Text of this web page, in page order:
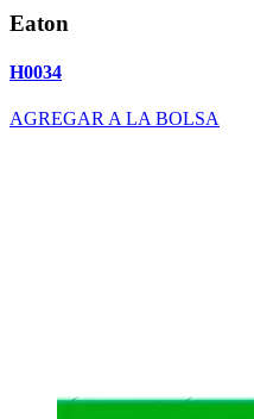
Eaton
H0034
AGREGAR A LA BOLSA